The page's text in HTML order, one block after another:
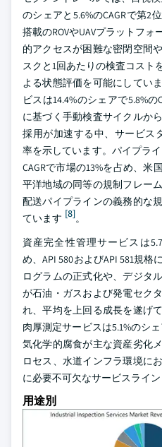
のシェアと5.6%のCAGRで第2
搭載のROVやUAVプラットフ
的アクセスが困難な密閉空間
スクと1回あたりの検査コスト
よる状態評価を可能にしてい
ビスは14.4%のシェアで5.8%
に基づく手動検査サイクルか
採用が加速する中、サービス
率を示しています。パイプラ
CAGRで市場の13%を占め、米
平洋地域の同等の規制フレー
配送パイプラインの義務的な
ています [8]。
資産完全性管理サービスは
め、API 580およびAPI 581規
ログラムの正式化や、デジタ
が石油・ガスおよび発電セク
れ、平均を上回る成長を遂げ
肉厚測定サービスは5.1%のシ
気化学的腐食が主な資産劣化
ロセス、水道インフラ環境に
に必要不可欠なサービスライン
用途別